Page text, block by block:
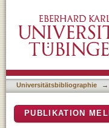
IL2R alpha in a
Universitätsbibliographie →
PUBLIKATION